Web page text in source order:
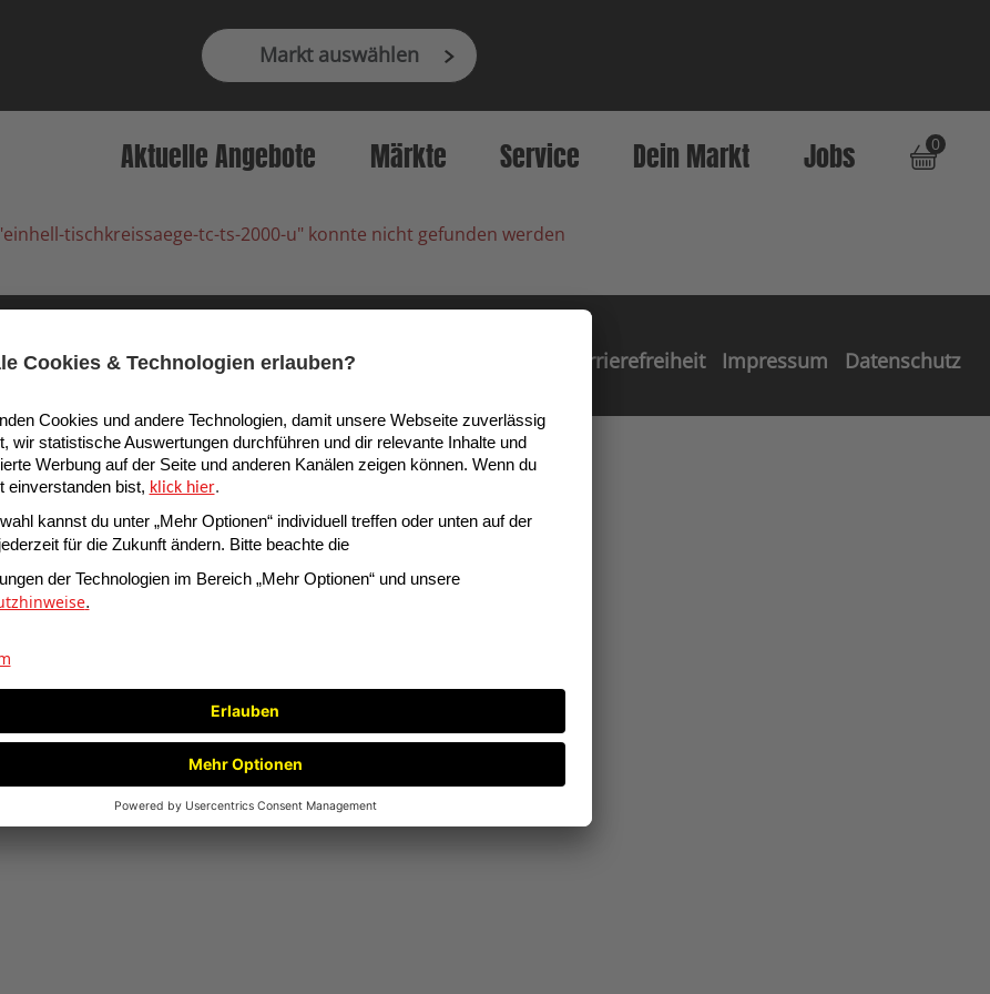
Markt auswählen
Aktuelle Angebote Märkte Service Dein Markt Jobs
0
tischkreissaege-tc-ts-2000-u" konnte nicht gefunden werden
Köln, Deutschland Barrierefreiheit Impressum Datenschutz